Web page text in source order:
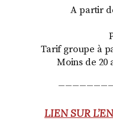
A partir
Tarif groupe à
Moins de 20
LIEN SUR